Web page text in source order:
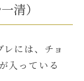
清）
には、チョ
入っている